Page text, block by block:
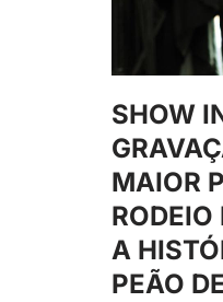
SHOW
MAIOR
A
PEÃO